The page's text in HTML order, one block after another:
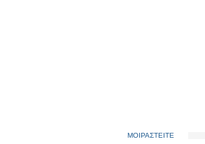
ΜΟΙΡΑΣΤΕΙΤΕ